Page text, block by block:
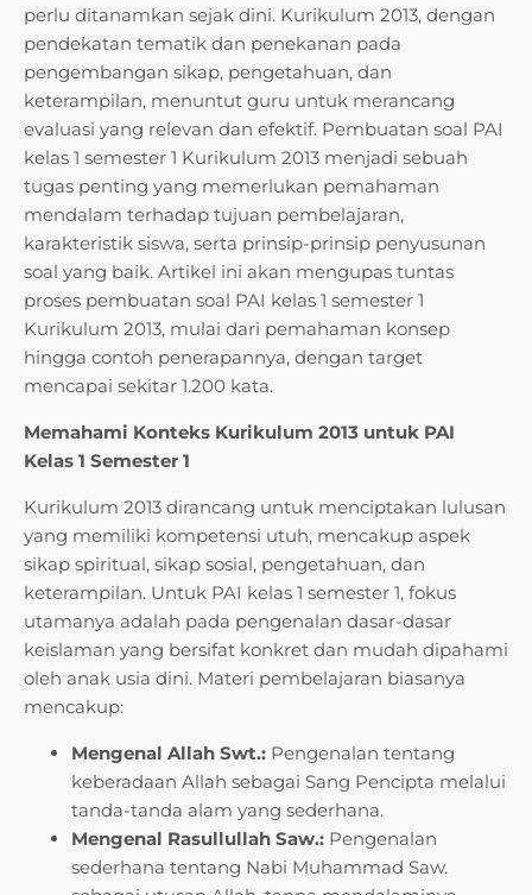
perlu ditanamkan sejak dini. Kurikulum 2013, dengan
pendekatan tematik dan penekanan pada
pengembangan sikap, pengetahuan, dan
keterampilan, menuntut guru untuk merancang
evaluasi yang relevan dan efektif. Pembuatan soal PAI
kelas 1 semester 1 Kurikulum 2013 menjadi sebuah
tugas penting yang memerlukan pemahaman
mendalam terhadap tujuan pembelajaran,
karakteristik siswa, serta prinsip-prinsip penyusunan
soal yang baik. Artikel ini akan mengupas tuntas
proses pembuatan soal PAI kelas 1 semester 1
Kurikulum 2013, mulai dari pemahaman konsep
hingga contoh penerapannya, dengan target
mencapai sekitar 1.200 kata.
Memahami Konteks Kurikulum 2013 untuk PAI
Kelas 1 Semester 1
Kurikulum 2013 dirancang untuk menciptakan lulusan
yang memiliki kompetensi utuh, mencakup aspek
sikap spiritual, sikap sosial, pengetahuan, dan
keterampilan. Untuk PAI kelas 1 semester 1, fokus
utamanya adalah pada pengenalan dasar-dasar
keislaman yang bersifat konkret dan mudah dipahami
oleh anak usia dini. Materi pembelajaran biasanya
mencakup:
Mengenal Allah Swt.: Pengenalan tentang
keberadaan Allah sebagai Sang Pencipta melalui
tanda-tanda alam yang sederhana.
Mengenal Rasullullah Saw.: Pengenalan
sederhana tentang Nabi Muhammad Saw.